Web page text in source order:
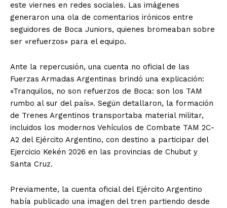
este viernes en redes sociales. Las imágenes
generaron una ola de comentarios irónicos entre
seguidores de Boca Juniors, quienes bromeaban sobre
ser «refuerzos» para el equipo.
Ante la repercusión, una cuenta no oficial de las
Fuerzas Armadas Argentinas brindó una explicación:
«Tranquilos, no son refuerzos de Boca: son los TAM
rumbo al sur del país». Según detallaron, la formación
de Trenes Argentinos transportaba material militar,
incluidos los modernos Vehículos de Combate TAM 2C-
A2 del Ejército Argentino, con destino a participar del
Ejercicio Kekén 2026 en las provincias de Chubut y
Santa Cruz.
Previamente, la cuenta oficial del Ejército Argentino
había publicado una imagen del tren partiendo desde